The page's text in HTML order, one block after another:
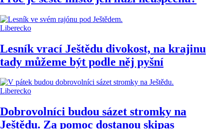
Liberecko
Lesník vrací Ještědu divokost, na krajinu
tady můžeme být podle něj pyšní
Liberecko
Dobrovolníci budou sázet stromky na
Ještědu. Za pomoc dostanou skipas